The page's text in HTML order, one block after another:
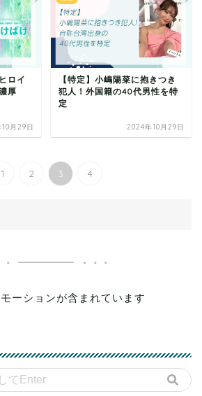
ロイ
厚
月29日
【特定】小嶋陽菜に抱きつき
犯人！外国籍の40代男性を特
定
2024年10月29日
1 2 3 4
ーションが含まれています